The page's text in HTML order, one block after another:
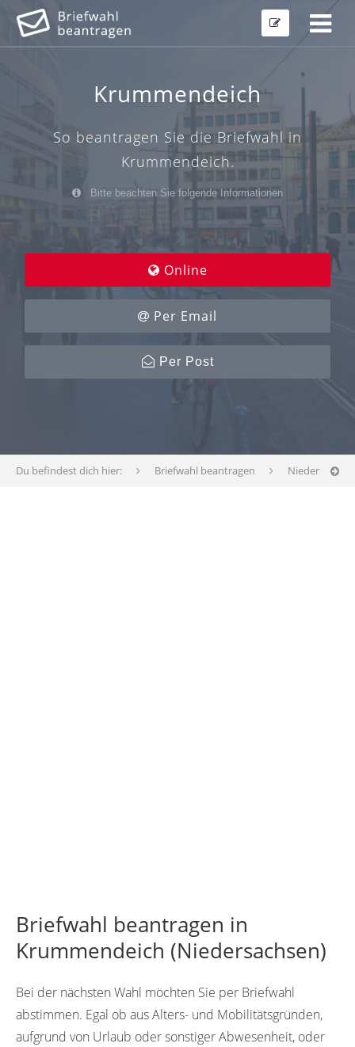
Krummendeich
So beantragen Sie die Briefwahl in
Krummendeich.
Bitte beachten Sie folgende Informationen
Online
Per Email
Per Post
Du befindest dich hier: Briefwahl beantragen
Briefwahl beantragen in
Krummendeich (Niedersachsen)
Bei der nächsten Wahl möchten Sie per Briefwahl
abstimmen. Egal ob aus Alters- und Mobilitätsgründen,
aufgrund von Urlaub oder sonstiger Abwesenheit, oder